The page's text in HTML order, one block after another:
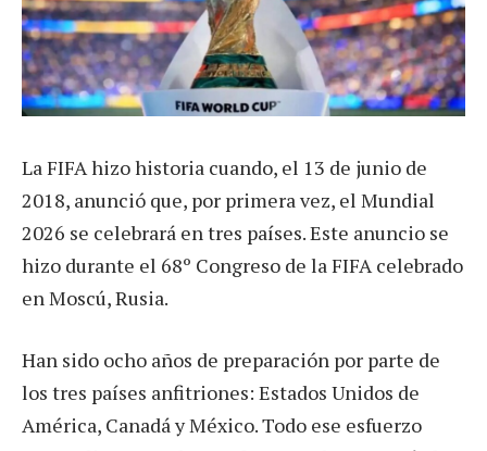
La FIFA hizo historia cuando, el 13 de junio de
2018, anunció que, por primera vez, el Mundial
2026 se celebrará en tres países. Este anuncio se
hizo durante el 68º Congreso de la FIFA celebrado
en Moscú, Rusia.
Han sido ocho años de preparación por parte de
los tres países anfitriones: Estados Unidos de
América, Canadá y México. Todo ese esfuerzo